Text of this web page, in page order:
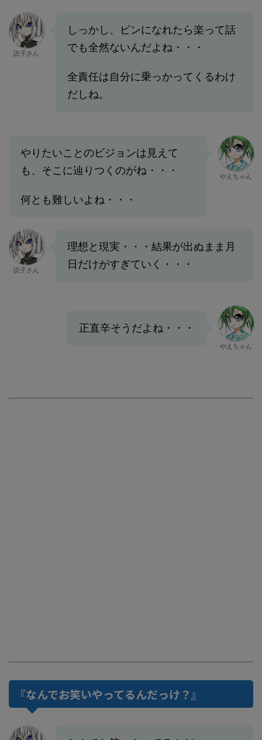
読子さん
しっかし、ピンになれたら楽って話
でも全然ないんだよね・・・
全責任は自分に乗っかってくるわけ
だしね。
やりたいことのビジョンは見えて
も、そこに辿りつくのがね・・・
何とも難しいよね・・・
やえちゃん
読子さん
理想と現実・・・結果が出ぬまま月
日だけがすぎていく・・・
正直辛そうだよね・・・
やえちゃん
『なんでお笑いやってるんだっけ？』